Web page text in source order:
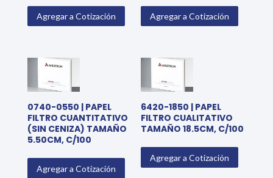
Agregar a Cotización Agregar a Cotización
0740-0550 | PAPEL
FILTRO CUANTITATIVO
(SIN CENIZA) TAMAÑO
5.50CM, C/100
Agregar a Cotización
6420-1850 | PAPEL
FILTRO CUALITATIVO
TAMAÑO 18.5CM, C/100
Agregar a Cotización